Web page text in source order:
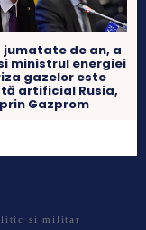
jumatate de an, a
ministrul energiei
gazelor este
artificial Rusia,
prin Gazprom
si militar